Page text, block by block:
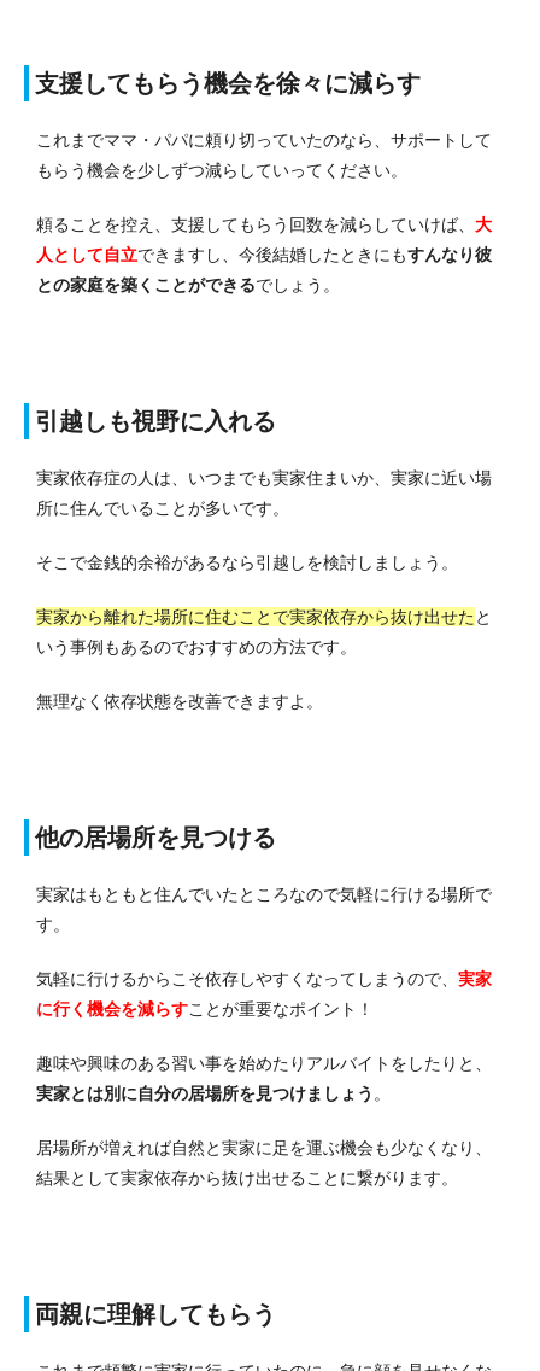
支援してもらう機会を徐々に減らす
これまでママ・パパに頼り切っていたのなら、サポートして
もらう機会を少しずつ減らしていってください。
頼ることを控え、支援してもらう回数を減らしていけば、 大
人として自立できます し、今後結婚したときにもすんなり彼
との家庭を築くことができるでしょう。
引越しも視野に入れる
実家依存症の人は、いつまでも実家住まいか、実家に近い場
所に住んでいることが多いです。
そこで金銭的余裕があるなら引越しを検討しましょう。
実家から離れた場所に住むことで実家依存から抜け出せたと
いう事例もあるのでおすすめの方法です。
無理なく依存状態を改善できますよ。
他の居場所を見つける
実家はもともと住んでいたところなので気軽に行ける場所で
す。
気軽に行けるからこそ依存しやすくなってしまうので、 実家
に行く機会を減らすことが重要なポイント！
趣味や興味のある習い事を始めたりアルバイトをしたりと、
実家とは別に自分の居場所を見つけましょう 。
居場所が増えれば自然と実家に足を運ぶ機会も少なくなり、
結果として実家依存から抜け出せることに繋がります。
両親に理解してもらう